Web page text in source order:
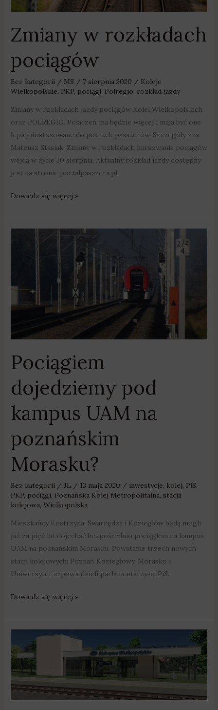
Zmiany w rozkładach
pociągów
Bez kategorii/ MS / 7 sierpnia 2020 / Koleje
Wielkopolskie, PKP, pociągi, Polregio, rozkład jazdy
Zmiany w rozkładach jazdy pociągów Kolei Wielkopolskich
oraz POLREGIO. Połączeń ma będzie więcej i mają być one
lepiej dostosowane do potrzeb pasażerów. Szczegóły zna
Mateusz Stasiak. Zmiany w rozkładach kursowania pociągów
wejdą w życie 30 sierpnia. Aktualny rozkład jazdy dostępny
jest na stronie portalpasazera.pl.
Dowiedz się więcej »
Pociągiem
dojedziemy pod
kampus UAM na
poznańskim
Morasku?
Bez kategorii/ JL / 13 maja 2020 / inwestycje, kolej, PiS,
PKP, pociągi, Poznańska Kolej Metropolitalna, stacja
kolejowa, Wielkopolska
Mieszkańcy Kostrzyna, Swarzędza i Koziegłów będą mogli
już za pięć lat dojechać bezpośrednio pociągiem na kampus
UAM na poznańskim Morasku. Powstanie trzech nowych
stacji kolejowych: Poznań Koziegłowy, Morasko i
Uniwersytet zapowiedzieli parlamentarzyści PiS.
UAM
Dowiedz się więcej »
stacji
Pobiedziska
Letnisko
i
Biskupice